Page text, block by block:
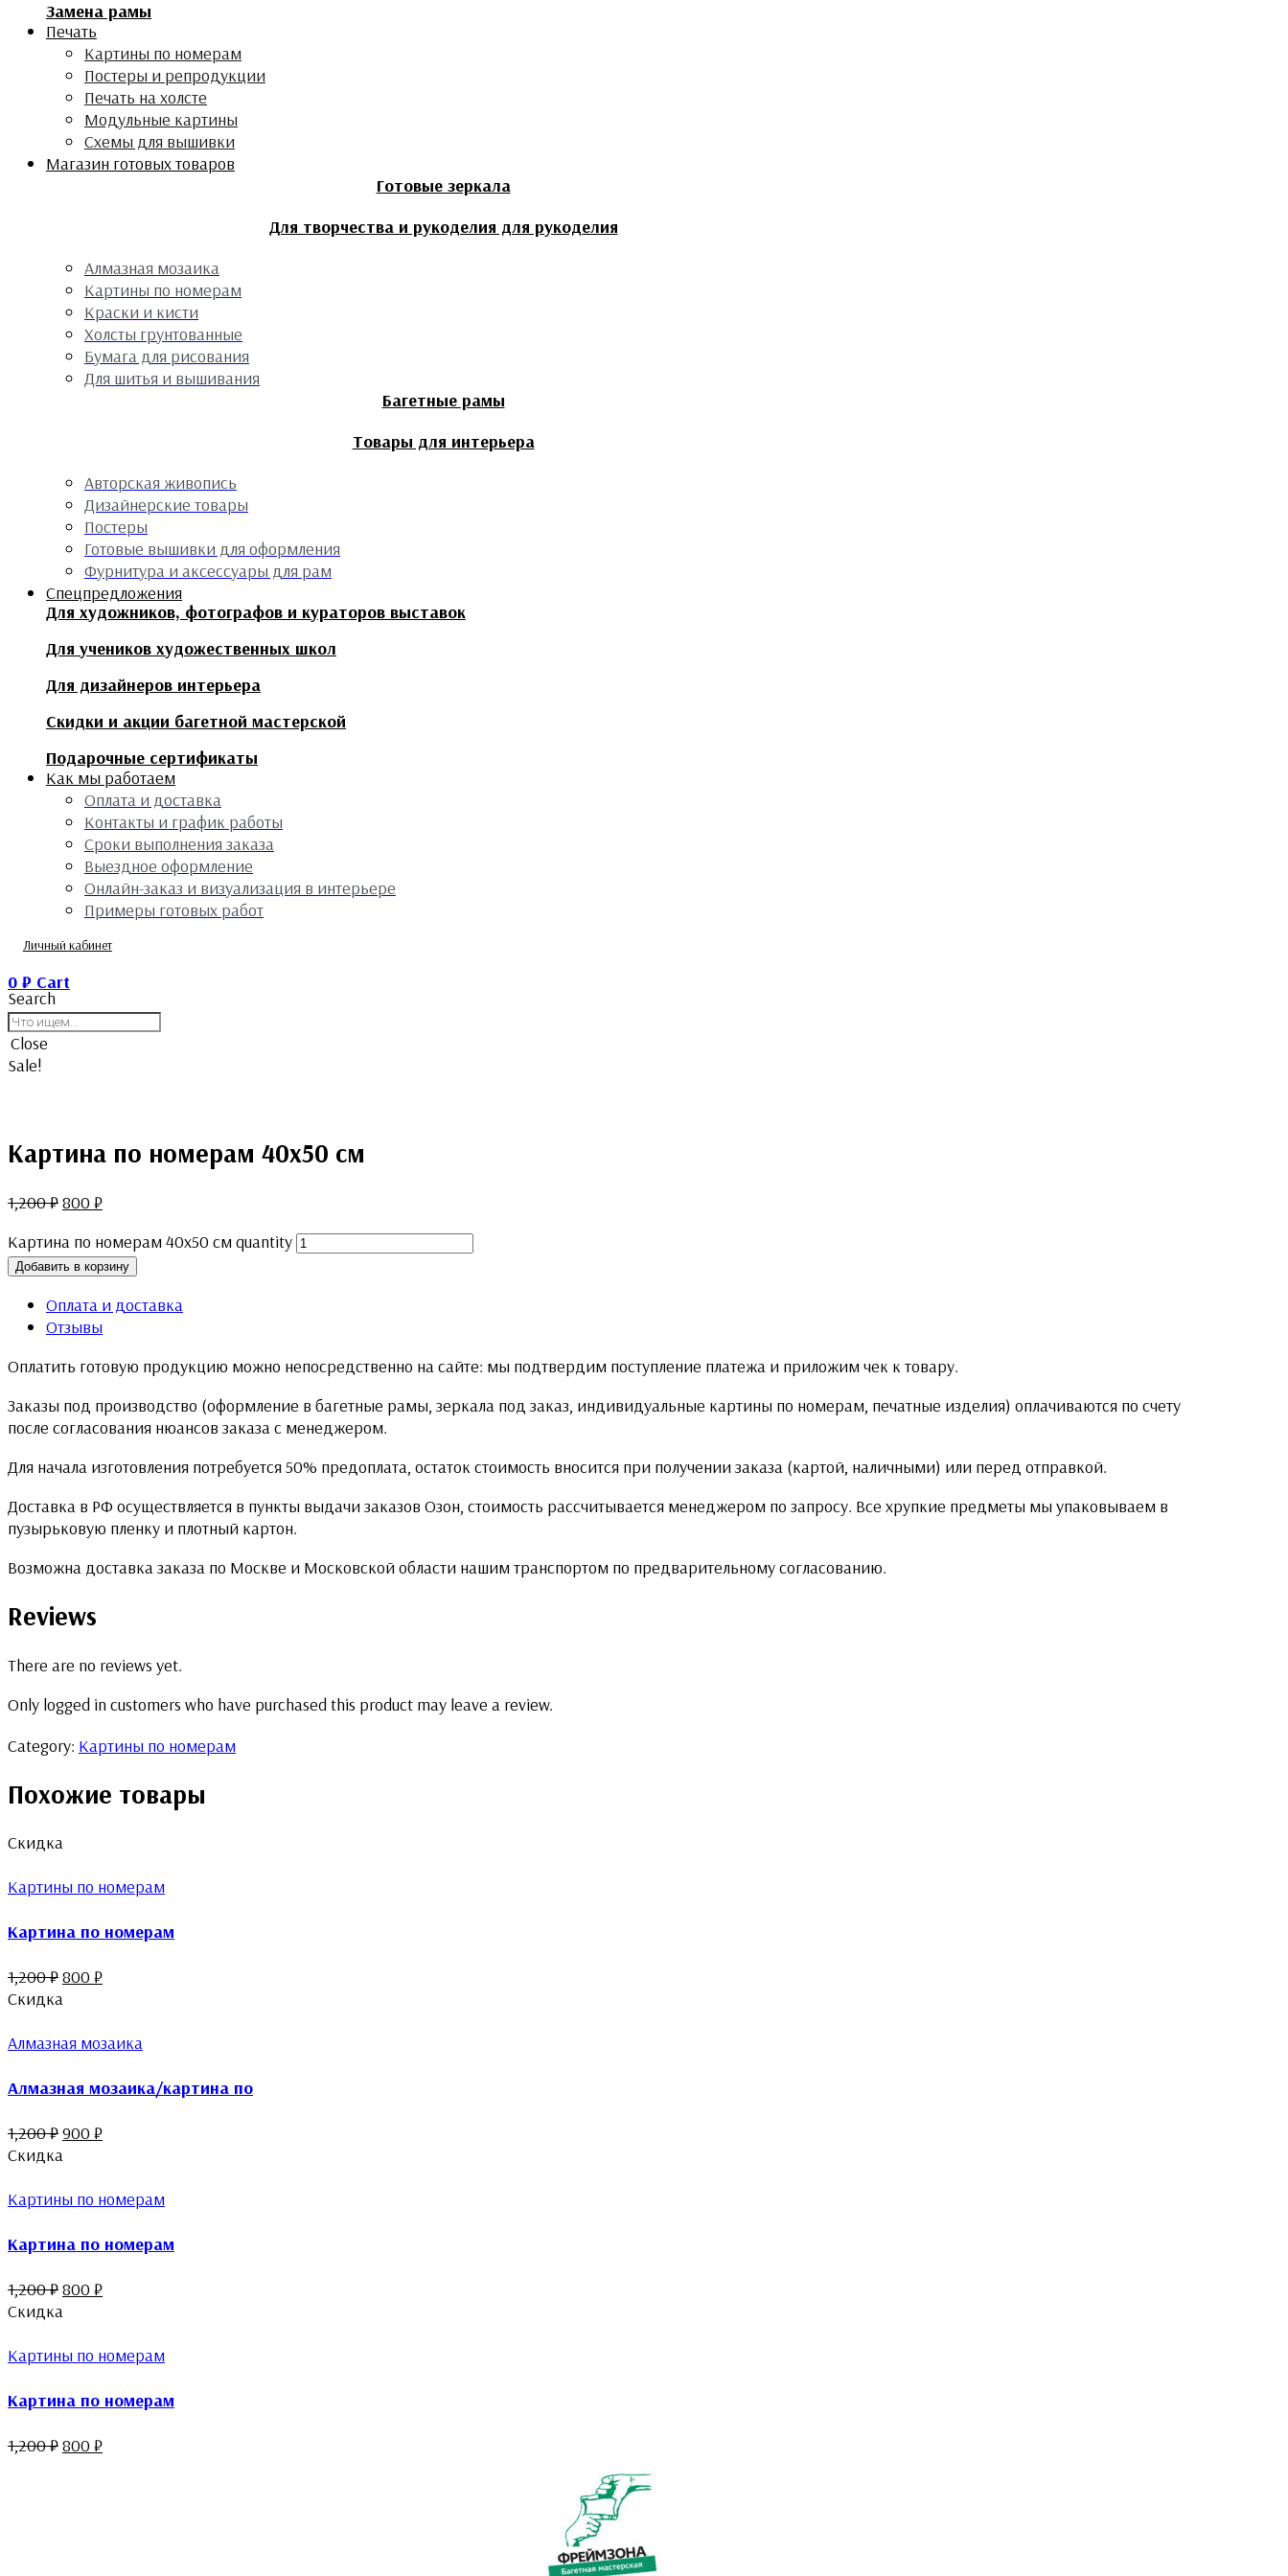
Замена рамы
Печать
Картины по номерам
Постеры и репродукции
Печать на холсте
Модульные картины
Схемы для вышивки
Магазин готовых товаров
Готовые зеркала
Для творчества и рукоделия для рукоделия
Алмазная мозаика
Картины по номерам
Краски и кисти
Холсты грунтованные
Бумага для рисования
Для шитья и вышивания
Багетные рамы
Товары для интерьера
Авторская живопись
Дизайнерские товары
Постеры
Готовые вышивки для оформления
Фурнитура и аксессуары для рам
Спецпредложения
Для художников, фотографов и кураторов выставок
Для учеников художественных школ
Для дизайнеров интерьера
Скидки и акции багетной мастерской
Подарочные сертификаты
Как мы работаем
Оплата и доставка
Контакты и график работы
Сроки выполнения заказа
Выездное оформление
Онлайн-заказ и визуализация в интерьере
Примеры готовых работ
Личный кабинет
0 ₽ Cart
Search
Close
Sale!
Картина по номерам 40х50 см
1,200₽800 ₽
Картина по номерам 40х50 см quantity
Добавить в корзину
Оплата и доставка
Отзывы
Оплатить готовую продукцию можно непосредственно на сайте: мы подтвердим поступление платежа и приложим чек к товару.
Заказы под производство (оформление в багетные рамы, зеркала под заказ, индивидуальные картины по номерам, печатные изделия) оплачиваются по счету
после согласования нюансов заказа с менеджером.
Для начала изготовления потребуется 50% предоплата, остаток стоимость вносится при получении заказа (картой, наличными) или перед отправкой.
Доставка в РФ осуществляется в пункты выдачи заказов Озон, стоимость рассчитывается менеджером по запросу. Все хрупкие предметы мы упаковываем в
пузырьковую пленку и плотный картон.
Возможна доставка заказа по Москве и Московской области нашим транспортом по предварительному согласованию.
Reviews
There are no reviews yet.
Only logged in customers who have purchased this product may leave a review.
Category: Картины по номерам
Похожие товары
Скидка
Картины по номерам
Картина по номерам
1,200₽800 ₽
Скидка
Алмазная мозаика
Алмазная мозаика/картина по
1,200₽900 ₽
Скидка
Картины по номерам
Картина по номерам
1,200₽800 ₽
Скидка
Картины по номерам
Картина по номерам
1,200₽800 ₽